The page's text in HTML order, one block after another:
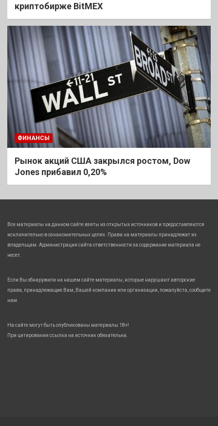
криптобирже BitMEX
ФИНАНСЫ
Рынок акций США закрылся ростом, Dow
Jones прибавил 0,20%
Все материалы на данном сайте взяты из открытых источников и предоставляются
исключительно в ознакомительных целях. Права на материалы принадлежат их
владельцам. Администрация сайта ответственности за содержание материала не
несет.
Если Вы обнаружили на нашем сайте материалы, которые нарушают авторские
права, принадлежащие Вам, Вашей компании или организации, пожалуйста, сообщите
нам.
На сайте могут быть опубликованы материалы 18+!
При цитировании ссылка на источник обязательна.